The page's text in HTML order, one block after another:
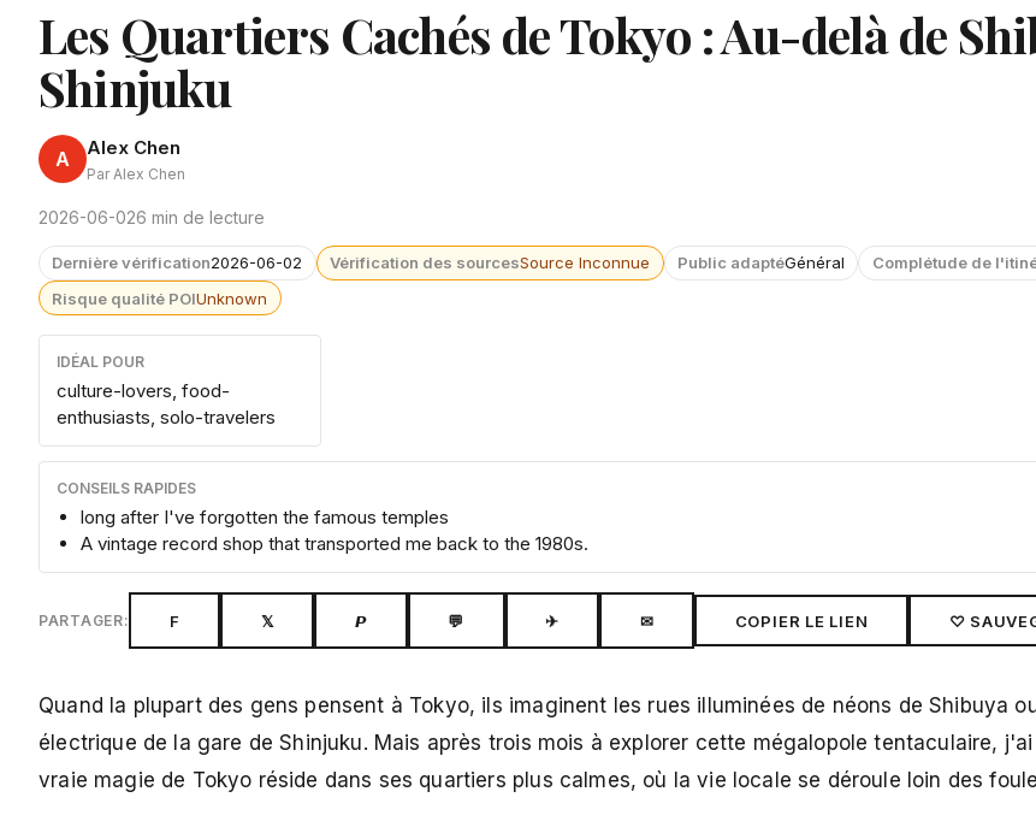
Les Quartiers Cachés de Tokyo : Au-delà de
Shinjuku
A Alex Chen
Par Alex Chen
2026-06-026 min de lecture
Dernière vérification2026-06-02 Vérification des sourcesSource Inconnue Public adaptéGénéral Complétude de
Risque qualité POIUnknown
IDÉAL POUR
culture-lovers, food-
enthusiasts, solo-travelers
CONSEILS RAPIDES
long after I've forgotten the famous temples
A vintage record shop that transported me back to the 1980s.
PARTAGER: F 𝕏 𝙋 💬 ✈ ✉ COPIER LE LIEN ♡
Quand la plupart des gens pensent à Tokyo, ils imaginent les rues illuminées de néons de Shibuya
électrique de la gare de Shinjuku. Mais après trois mois à explorer cette mégalopole tentaculaire,
vraie magie de Tokyo réside dans ses quartiers plus calmes, où la vie locale se déroule loin des